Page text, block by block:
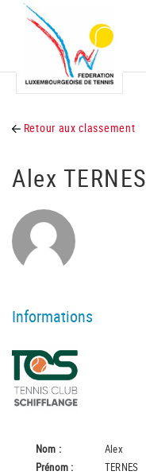
Retour aux classement
Alex TERNES
Informations
Nom :
Alex
Prénom :
TERNES